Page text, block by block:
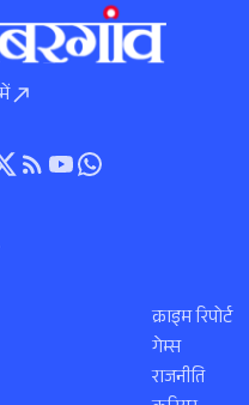
क्राइम रिपोर्ट
गेम्स
राजनीति